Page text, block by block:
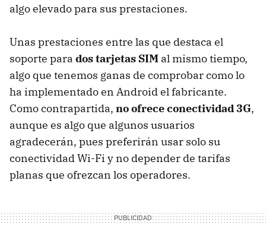
algo elevado para sus prestaciones.
Unas prestaciones entre las que destaca el
soporte para dos tarjetas SIM al mismo tiempo,
algo que tenemos ganas de comprobar como lo
ha implementado en Android el fabricante.
Como contrapartida, no ofrece conectividad 3G,
aunque es algo que algunos usuarios
agradecerán, pues preferirán usar solo su
conectividad Wi-Fi y no depender de tarifas
planas que ofrezcan los operadores.